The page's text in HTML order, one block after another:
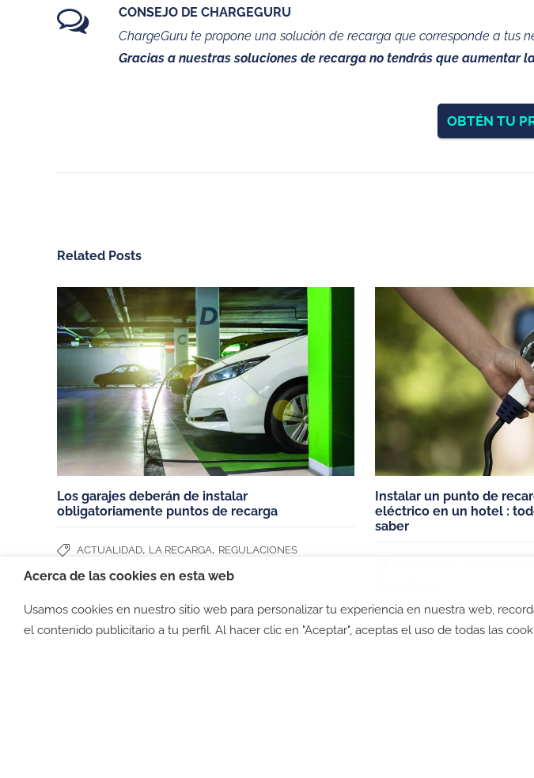
CONSEJO DE CHARGEGURU
ChargeGuru te propone una solución de recarga que corresponde a tus
Gracias a nuestras soluciones de recarga no tendrás que aumentar
OBTÉN TU
Related Posts
Los garajes deberán de instalar
obligatoriamente puntos de recarga
ACTUALIDAD, LA RECARGA, REGULACIONES
Instalar un punto de
eléctrico en un hotel :
saber
Contáctanos
Sobre ChargeGuru
Trabaja con nosotros
PRENSA
Español (España)
Vivienda unifamiliar
Garaje comunitario
Empresas
Hoteles, restaurantes y
comercios
¿Cómo debería
recarga
Modelos de
Miembros de:
©2026 -Política de privacidad -Política de Cookies -Política
Acerca de las cookies en esta web
Usamos cookies en nuestro sitio web para personalizar tu experiencia en nuestra web,
el contenido publicitario a tu perfil. Al hacer clic en "Aceptar", aceptas el uso de todas las